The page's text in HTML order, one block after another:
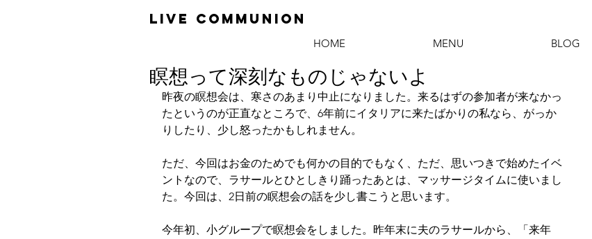
​LiVE COMMUNION
HOME MENU BLOG
瞑想って深刻なものじゃないよ
昨夜の瞑想会は、寒さのあまり中止になりました。来るはずの参加者が来なかっ
たというのが正直なところで、6年前にイタリアに来たばかりの私なら、がっか
りしたり、少し怒ったかもしれません。
ただ、今回はお金のためでも何かの目的でもなく、ただ、思いつきで始めたイベ
ントなので、ラサールとひとしきり踊ったあとは、マッサージタイムに使いまし
た。今回は、2日前の瞑想会の話を少し書こうと思います。
今年初、小グループで瞑想会をしました。昨年末に夫のラサールから、「来年